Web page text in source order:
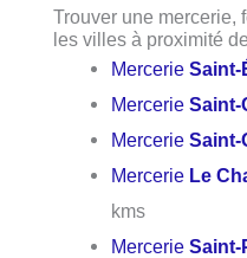
Trouver une mercerie,
les villes à proximité
MercerieSaint-
MercerieSaint-
MercerieSaint-
Mercerie Le
kms
MercerieSaint-